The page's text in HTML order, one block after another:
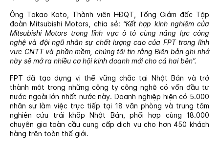
Ông Takao Kato, Thành viên HĐQT, Tổng Giám đốc Tập
đoàn Mitsubishi Motors, chia sẻ: “Kết hợp kinh nghiệm của
Mitsubishi Motors trong lĩnh vực ô tô cùng năng lực công
nghệ và đội ngũ nhân sự chất lượng cao của FPT trong lĩnh
vực CNTT và phần mềm, chúng tôi tin rằngBiên bản ghi nhớ
này sẽ mở ra nhiều cơ hội kinh doanh mới cho cả hai bên”.
FPT đã tạo dựng vị thế vững chắc tại Nhật Bản và trở
thành một trong những công ty công nghệ có vốn đầu tư
nước ngoài lớn nhất nước này. Doanh nghiệp hiện có 5.000
nhân sự làm việc trực tiếp tại 18 văn phòng và trung tâm
nghiên cứu trải khắp Nhật Bản, phối hợp cùng 18.000
chuyên gia toàn cầu cung cấp dịch vụ cho hơn 450 khách
hàng trên toàn thế giới.